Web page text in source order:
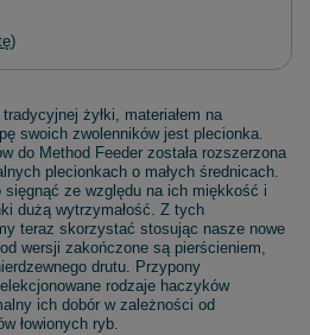
)
żyłki, materiałem na
swoich zwolenników jest plecionka.
do Method Feeder została rozszerzona
plecionkach o małych średnicach.
sięgnąć ze względu na ich miękkość i
dużą wytrzymałość. Z tych
teraz skorzystać stosując nasze nowe
wersji zakończone są pierścieniem,
drutu. Przypony
rodzaje haczyków
ich dobór w zależności od
łowionych ryb.